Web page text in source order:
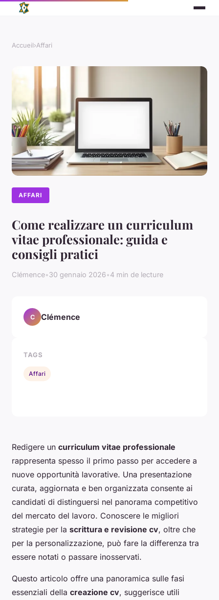
Accueil›Affari
AFFARI
Come realizzare un curriculum
vitae professionale: guida e
consigli pratici
Clémence•30 gennaio 2026•4 min de lecture
Redigere un curriculum vitae professionale
rappresenta spesso il primo passo per accedere a
nuove opportunità lavorative. Una presentazione
curata, aggiornata e ben organizzata consente ai
candidati di distinguersi nel panorama competitivo
del mercato del lavoro. Conoscere le migliori
strategie per la scrittura e revisione cv, oltre che
per la personalizzazione, può fare la differenza tra
essere notati o passare inosservati.
Questo articolo offre una panoramica sulle fasi
essenziali della creazione cv, suggerisce utili
C Clémence
TAGS
Affari